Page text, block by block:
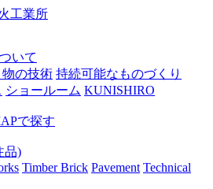
いて
の技術 持続可能なものづくり
ショールーム KUNISHIRO
で探す
品)
Timber Brick Pavement Technical